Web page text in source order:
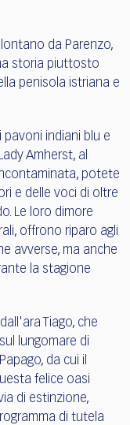
da Parenzo,
storia piuttosto
penisola istriana e
indiani blu e
Amherst, al
potete
e delle voci di oltre
Le loro dimore
offrono riparo agli
avverse, ma anche
la stagione
Tiago, che
lungomare di
da cui il
felice oasi
di estinzione,
di tutela